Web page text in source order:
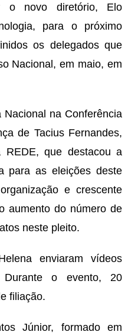
o novo diretório, Elo
para o próximo
os delegados que
Nacional, em maio, em
Nacional na Conferência
de Tacius Fernandes,
REDE, que destacou a
para as eleições deste
e crescente
aumento do número de
neste pleito.
enviaram vídeos
Durante o evento, 20
filiação.
Júnior, formado em